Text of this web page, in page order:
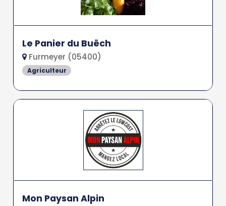
Le Panier du Buëch
Furmeyer (05400)
Agriculteur
Mon Paysan Alpin